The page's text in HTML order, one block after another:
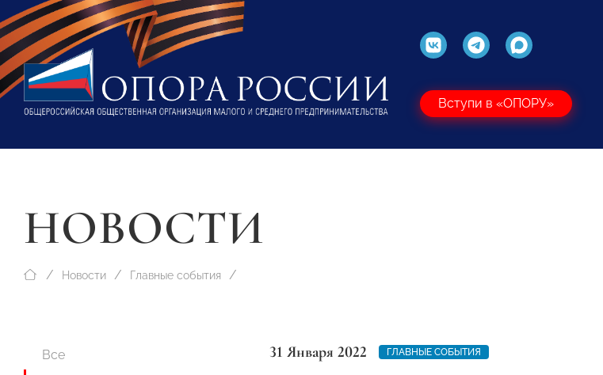
Вступи в «ОПОРУ»
НОВОСТИ
Новости Главные события
Все
31 Января 2022 ГЛАВНЫЕ СОБЫТИЯ